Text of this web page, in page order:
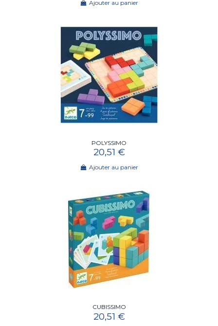
Ajouter au panier
POLYSSIMO
20,51 €
Ajouter au panier
CUBISSIMO
20,51 €